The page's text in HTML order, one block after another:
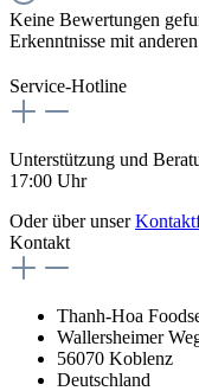
Keine Bewertungen
Erkenntnisse mit
Service-Hotline
Unterstützung und
17:00 Uhr
Oder über unser
Kontakt
Thanh-Hoa
Wallersheimer
56070 Koblenz
Deutschland